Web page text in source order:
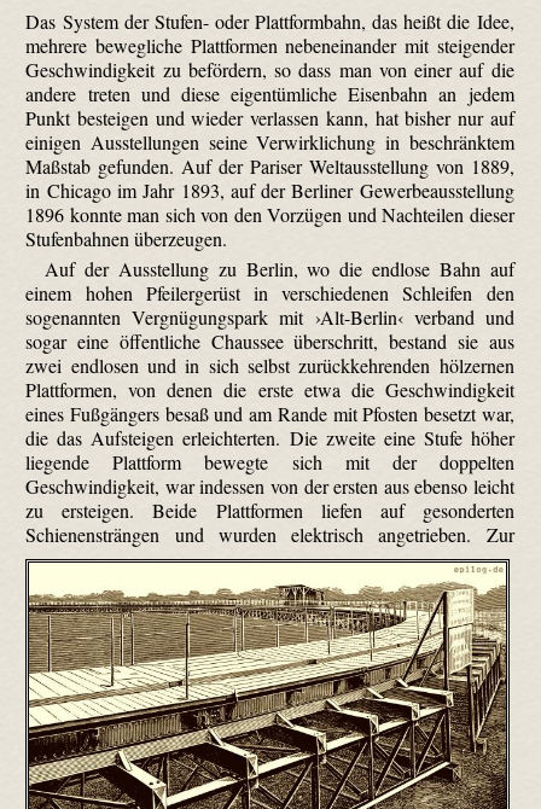
Das System der Stufen- oder Platt­form­bahn, das heißt die Idee,
mehrere bewegliche Plattformen nebeneinander mit steigender
Geschwindigkeit zu befördern, so dass man von einer auf die
andere treten und diese eigentümliche Eisenbahn an jedem
Punkt besteigen und wieder verlassen kann, hat bisher nur auf
einigen Ausstellungen seine Verwirklichung in beschränktem
Maßstab gefunden. Auf der Pariser Weltausstellung von 1889,
in Chicago im Jahr 1893, auf der Berliner Gewerbeausstellung
1896 konnte man sich von den Vorzügen und Nachteilen dieser
Stufenbahnen überzeugen.
Auf der Ausstellung zu Berlin, wo die endlose Bahn auf
einem hohen Pfeiler­gerüst in verschiedenen Schleifen den
sogenannten Vergnügungspark mit ›Alt-Berlin‹ verband und
sogar eine öffentliche Chaussee überschritt, bestand sie aus
zwei endlosen und in sich selbst zurückkehrenden hölzernen
Plattformen, von denen die erste etwa die Geschwindigkeit
eines Fußgängers besaß und am Rande mit Pfosten besetzt war,
die das Aufsteigen erleichterten. Die zweite eine Stufe höher
liegende Plattform bewegte sich mit der doppelten
Geschwindigkeit, war indessen von der ersten aus ebenso leicht
zu ersteigen. Beide Plattformen liefen auf gesonderten
Schienensträngen und wurden elektrisch angetrieben. Zur